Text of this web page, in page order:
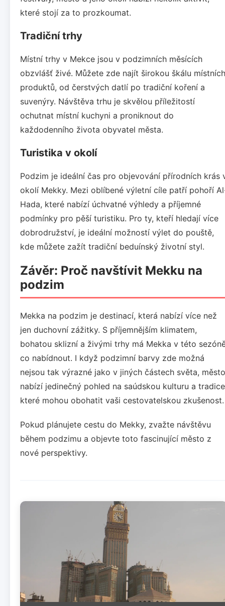
které stojí za to prozkoumat.
Tradiční trhy
Místní trhy v Mekce jsou v podzimních měsících
obzvlášť živé. Můžete zde najít širokou škálu místních
produktů, od čerstvých datlí po tradiční koření a
suvenýry. Návštěva trhu je skvělou příležitostí
ochutnat místní kuchyni a proniknout do
každodenního života obyvatel města.
Turistika v okolí
Podzim je ideální čas pro objevování přírodních krás
okolí Mekky. Mezi oblíbené výletní cíle patří pohoří
Hada, které nabízí úchvatné výhledy a příjemné
podmínky pro pěší turistiku. Pro ty, kteří hledají více
dobrodružství, je ideální možností výlet do pouště,
kde můžete zažít tradiční beduínský životní styl.
Závěr: Proč navštívit Mekku na
podzim
Mekka na podzim je destinací, která nabízí více než
jen duchovní zážitky. S příjemnějším klimatem,
bohatou sklizní a živými trhy má Mekka v této
co nabídnout. I když podzimní barvy zde možná
nejsou tak výrazné jako v jiných částech světa, město
nabízí jedinečný pohled na saúdskou kulturu a
které mohou obohatit vaši cestovatelskou zkušenost.
Pokud plánujete cestu do Mekky, zvažte návštěvu
během podzimu a objevte toto fascinující město z
nové perspektivy.